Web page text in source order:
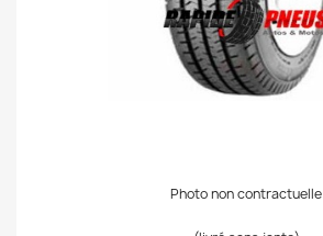
Photo non contractuelle